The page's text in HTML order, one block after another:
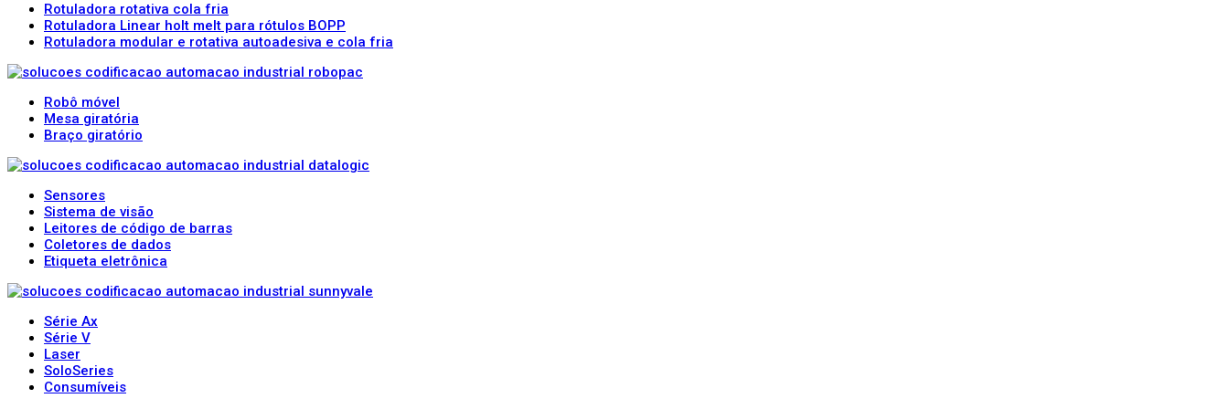
Rotuladora rotativa cola fria
Rotuladora Linear holt melt para rótulos BOPP
Rotuladora modular e rotativa autoadesiva e cola fria
Robô móvel
Mesa giratória
Braço giratório
Sensores
Sistema de visão
Leitores de código de barras
Coletores de dados
Etiqueta eletrônica
Série Ax
Série V
Laser
SoloSeries
Consumíveis